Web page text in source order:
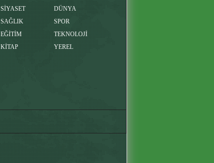
SİYASET
DÜNYA
SAĞLIK
SPOR
EĞİTİM
TEKNOLOJİ
KİTAP YEREL